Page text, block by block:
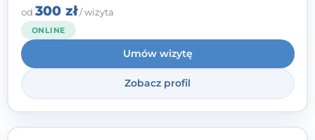
w obranym kierunku.
od 300 zł/ wizyta
ONLINE
Umów wizytę
Zobacz profil